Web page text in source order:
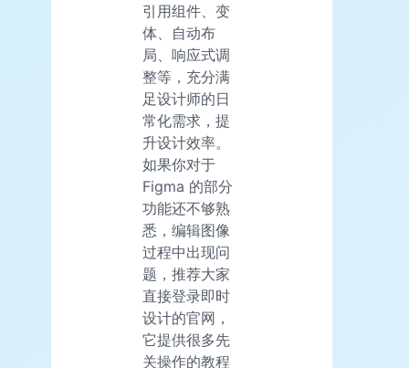
引用组件、变
体、自动布
局、响应式调
整等，充分满
足设计师的日
常化需求，提
升设计效率。
如果你对于
Figma 的部分
功能还不够熟
悉，编辑图像
过程中出现问
题，推荐大家
直接登录即时
设计的官网，
它提供很多先
关操作的教程